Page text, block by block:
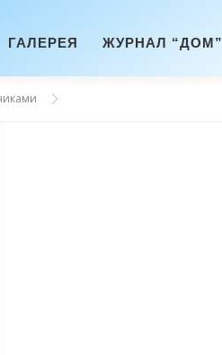
ГАЛЕРЕЯ ЖУРНАЛ “ДОМ”